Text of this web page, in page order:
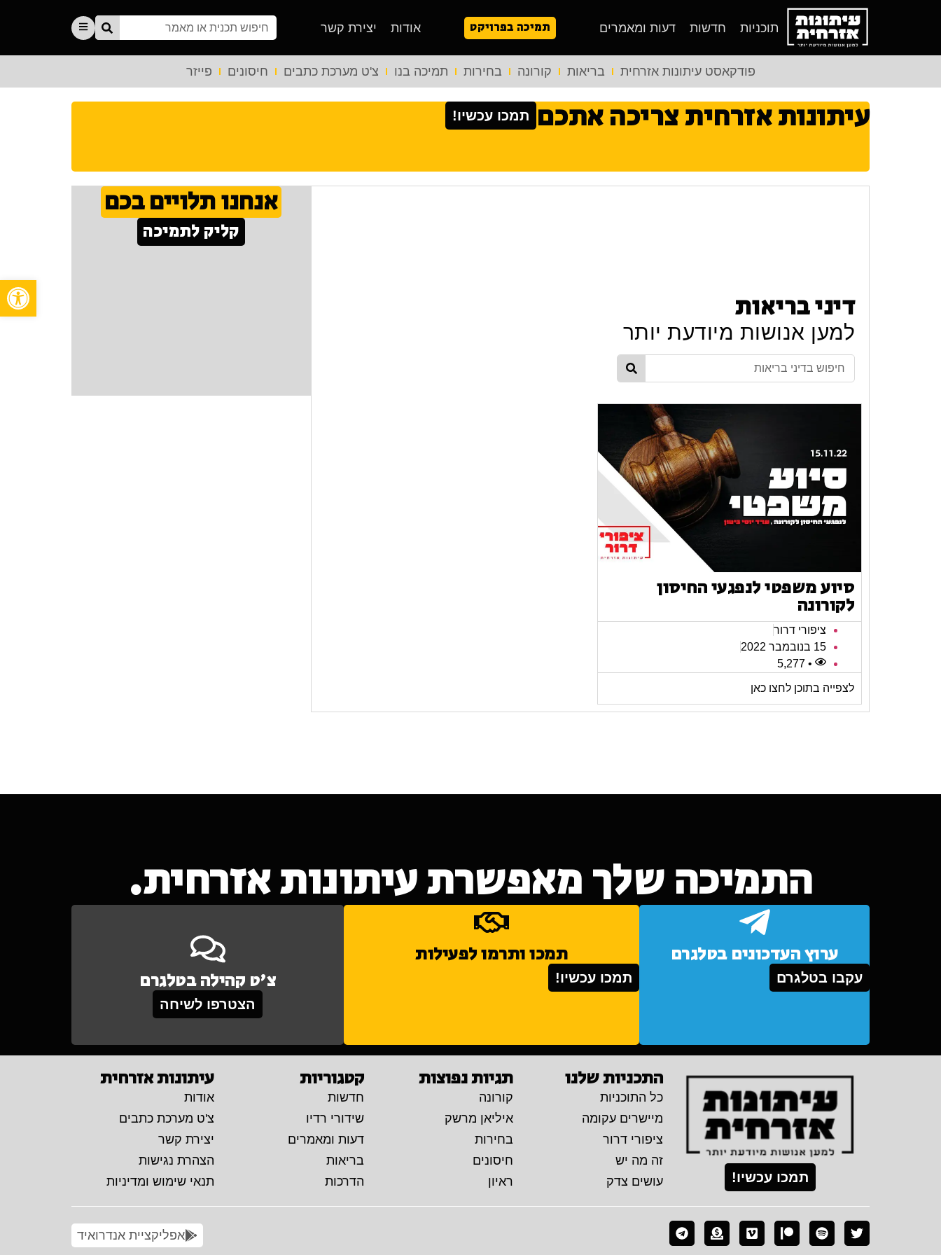
תוכניות חדשות דעות ומאמרים תמיכה בפרויקט אודות יצירת קשר
פודקאסט עיתונות אזרחית בריאות קורונה בחירות תמיכה בנו צ'ט מערכת כתבים חיסונים פייזר
עיתונות אזרחית צריכה אתכם תמכו עכשיו!
דיני בריאות
למען אנושות מיודעת יותר
סיוע משפטי לנפגעי החיסון
לקורונה
ציפורי דרור
15 בנובמבר 2022
• 5,277
לצפייה בתוכן לחצו כאן
אנחנו תלויים בכם
קליק לתמיכה
התמיכה שלך מאפשרת עיתונות אזרחית.
ערוץ העדכונים בטלגרם
עקבו בטלגרם
תמכו ותרמו לפעילות
תמכו עכשיו! צ'ט קהילה בטלגרם
הצטרפו לשיחה
תמכו עכשיו!
התכניות שלנו
כל התוכניות
מיישרים עקומה
ציפורי דרור
זה מה יש
עושים צדק
תגיות נפוצות
קורונה
איליאן מרשק
בחירות
חיסונים
ראיון
קטגוריות
חדשות
שידורי רדיו
דעות ומאמרים
בריאות
הדרכות
עיתונות אזרחית
אודות
צ'ט מערכת כתבים
יצירת קשר
הצהרת נגישות
תנאי שימוש ומדיניות
אפליקציית אנדרואיד